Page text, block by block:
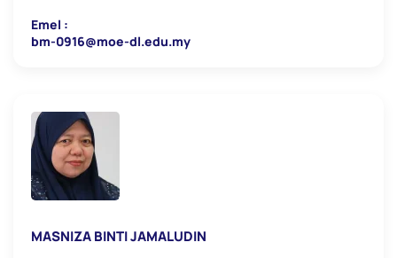
Emel :
bm-0916@moe-dl.edu.my
MASNIZA BINTI JAMALUDIN